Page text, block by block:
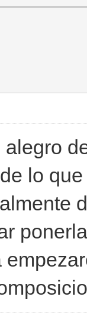
lo